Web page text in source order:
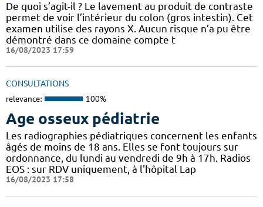
De quoi s’agit-il ? Le lavement au produit de contraste
permet de voir l’intérieur du colon (gros intestin). Cet
examen utilise des rayons X. Aucun risque n’a pu être
démontré dans ce domaine compte t
16/08/2023 17:59
CONSULTATIONS
relevance: 100%
Age osseux pédiatrie
Les radiographies pédiatriques concernent les enfants
âgés de moins de 18 ans. Elles se font toujours sur
ordonnance, du lundi au vendredi de 9h à 17h. Radios
EOS : sur RDV uniquement, à l'hôpital Lap
16/08/2023 17:58